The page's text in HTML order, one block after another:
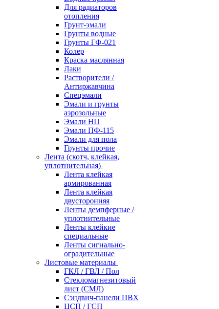
Для радиаторов
отопления
Грунт-эмали
Грунты водные
Грунты ГФ-021
Колер
Краска маслянная
Лаки
Растворители /
Антиржавчина
Спецэмали
Эмали и грунты
аэрозольные
Эмали НЦ
Эмали ПФ-115
Эмали для пола
Грунты прочие
Лента (скотч, клейкая,
уплотнительная)
Лента клейкая
армированная
Лента клейкая
двусторонняя
Ленты демпферные /
уплотнительные
Ленты клейкие
специальные
Ленты сигнально-
оградительные
Листовые материалы
ГКЛ / ГВЛ / Пол
Стекломагнезитовый
лист (СМЛ)
Сэндвич-панели ПВХ
ЦСП / ГСП